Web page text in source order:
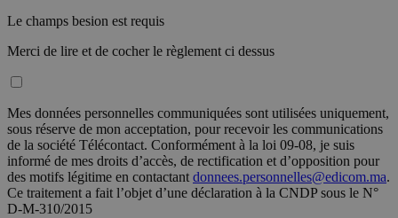
Le champs besion est requis
Merci de lire et de cocher le règlement ci dessus
Mes données personnelles communiquées sont utilisées uniquement,
sous réserve de mon acceptation, pour recevoir les communications
de la société Télécontact. Conformément à la loi 09-08, je suis
informé de mes droits d’accès, de rectification et d’opposition pour
des motifs légitime en contactant donnees.personnelles@edicom.ma.
Ce traitement a fait l’objet d’une déclaration à la CNDP sous le N°
D-M-310/2015